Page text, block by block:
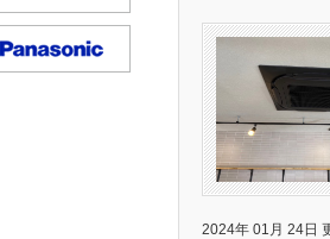
2024年 01月 24日